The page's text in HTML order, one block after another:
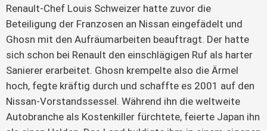
Renault-Chef Louis Schweizer hatte zuvor die
Beteiligung der Franzosen an Nissan eingefädelt und
Ghosn mit den Aufräumarbeiten beauftragt. Der hatte
sich schon bei Renault den einschlägigen Ruf als harter
Sanierer erarbeitet. Ghosn krempelte also die Ärmel
hoch, fegte kräftig durch und schaffte es 2001 auf den
Nissan-Vorstandssessel. Während ihn die weltweite
Autobranche als Kostenkiller fürchtete, feierte Japan ihn